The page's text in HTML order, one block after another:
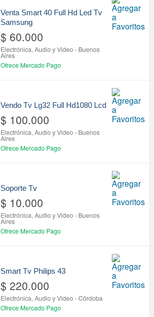
Venta Smart 40 Full Hd Led Tv
Samsung
$ 60.000
Electrónica, Audio y Video- Buenos
Aires
Ofrece Mercado Pago
Vendo Tv Lg32 Full Hd1080 Lcd
$ 100.000
Electrónica, Audio y Video- Buenos
Aires
Ofrece Mercado Pago
Soporte Tv
$ 10.000
Electrónica, Audio y Video- Buenos
Aires
Ofrece Mercado Pago
Smart Tv Philips 43
$ 220.000
Electrónica, Audio y Video-Córdoba
Ofrece Mercado Pago